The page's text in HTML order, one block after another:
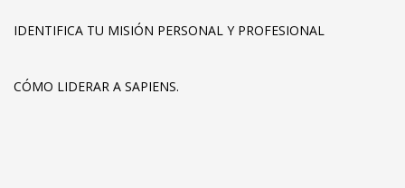
IDENTIFICA TU MISIÓN PERSONAL Y PROFESIONAL
CÓMO LIDERAR A SAPIENS.